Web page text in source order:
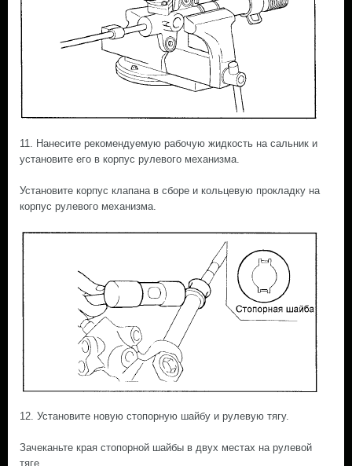
11. Нанесите рекомендуемую рабочую жидкость на сальник и
установите его в корпус рулевого механизма.
Установите корпус клапана в сборе и кольцевую прокладку на
корпус рулевого механизма.
12. Установите новую стопорную шайбу и рулевую тягу.
Зачеканьте края стопорной шайбы в двух местах на рулевой
тяге.